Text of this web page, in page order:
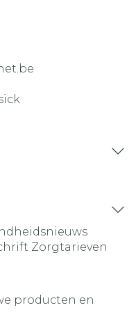
Zorgtarieven
producten en